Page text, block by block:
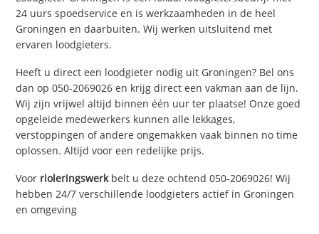
24 uurs spoedservice en is werkzaamheden in de heel
Groningen en daarbuiten. Wij werken uitsluitend met
ervaren loodgieters.
Heeft u direct een loodgieter nodig uit Groningen? Bel ons
dan op 050-2069026 en krijg direct een vakman aan de lijn.
Wij zijn vrijwel altijd binnen één uur ter plaatse! Onze goed
opgeleide medewerkers kunnen alle lekkages,
verstoppingen of andere ongemakken vaak binnen no time
oplossen. Altijd voor een redelijke prijs.
Voor rioleringswerkbelt u deze ochtend 050-2069026! Wij
hebben 24/7 verschillende loodgieters actief in Groningen
en omgeving